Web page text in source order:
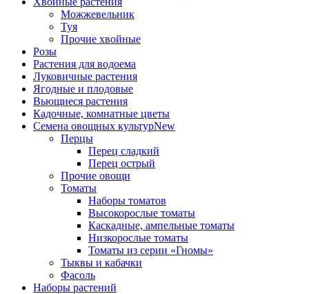
Можжевельник
Туя
Прочие хвойные
Розы
Растения для водоема
Луковичные растения
Ягодные и плодовые
Вьющиеся растения
Кадочные, комнатные цветы
Семена овощных культурNew
Перцы
Перец сладкий
Перец острый
Прочие овощи
Томаты
Наборы томатов
Высокорослые томаты
Каскадные, ампельные томаты
Низкорослые томаты
Томаты из серии «Гномы»
Тыквы и кабачки
Фасоль
Наборы растений